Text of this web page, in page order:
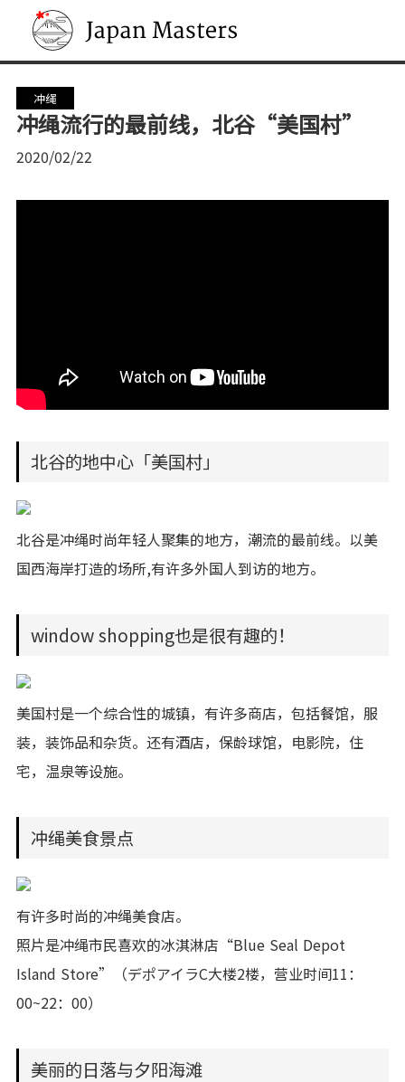
Japan Masters
冲绳
冲绳流行的最前线，北谷“美国村”
2020/02/22
北谷的地中心「美国村」
北谷是冲绳时尚年轻人聚集的地方，潮流的最前线。以美
国西海岸打造的场所,有许多外国人到访的地方。
window shopping也是很有趣的！
美国村是一个综合性的城镇，有许多商店，包括餐馆，服
装，装饰品和杂货。还有酒店，保龄球馆，电影院，住
宅，温泉等设施。
冲绳美食景点
有许多时尚的冲绳美食店。
照片是冲绳市民喜欢的冰淇淋店“Blue Seal Depot
Island Store”（デポアイラC大楼2楼，营业时间11：
00~22：00）
美丽的日落与夕阳海滩